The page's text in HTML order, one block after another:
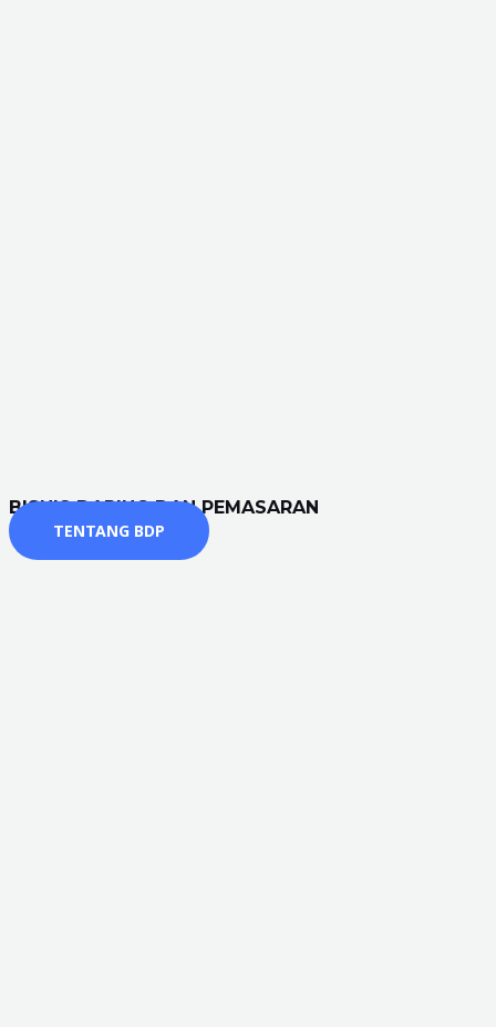
BISNIS DARING DAN PEMASARAN
TENTANG BDP